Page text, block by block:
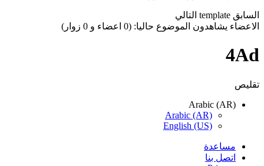
السابق template التالي
الاعضاء يشاهدون الموضوع حاليا: (0 اعضاء و 0 زوار)
4Ad
تقليص
Arabic (AR)
Arabic (AR)
English (US)
مساعدة
اتصل بنا